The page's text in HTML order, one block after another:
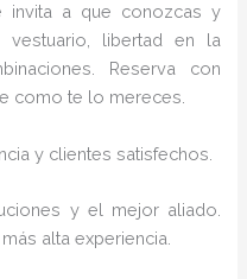
invita a que conozcas y
libertad en la
Reserva con
como te lo mereces.
y clientes satisfechos.
y el mejor aliado.
alta experiencia.